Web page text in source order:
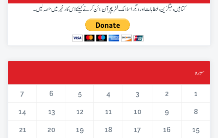
کتابیں، میگزین، خطابات اور دیگر اسلامک لٹریچر آن لائن کرنے کیلئے اس کار خیر میں حصہ لیں۔
سورہ
1
2
3
4
5
6
7
8
9
10
11
12
13
14
15
16
17
18
19
20
21